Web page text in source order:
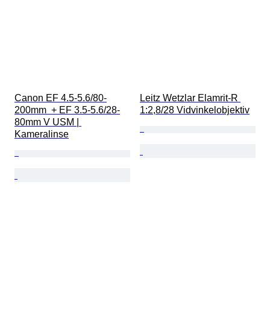
Canon EF 4.5-5.6/80-
200mm  + EF 3.5-5.6/28-
80mm V USM |
Kameralinse
Leitz Wetzlar Elamrit-R
1:2,8/28 Vidvinkelobjektiv